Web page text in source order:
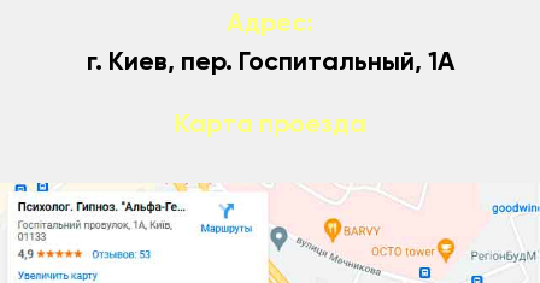
Адрес:
г. Киев, пер. Госпитальный, 1А
Карта проезда